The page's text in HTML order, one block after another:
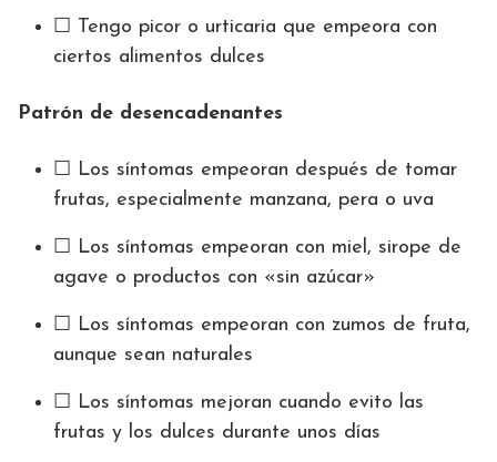
☐ Tengo picor o urticaria que empeora con
ciertos alimentos dulces
Patrón de desencadenantes
☐ Los síntomas empeoran después de tomar
frutas, especialmente manzana, pera o uva
☐ Los síntomas empeoran con miel, sirope de
agave o productos con «sin azúcar»
☐ Los síntomas empeoran con zumos de fruta,
aunque sean naturales
☐ Los síntomas mejoran cuando evito las
frutas y los dulces durante unos días